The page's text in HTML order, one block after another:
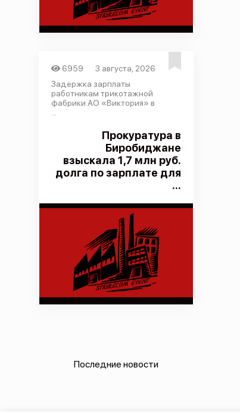
6959
3 августа, 2026
Задержка зарплаты
работникам трикотажной
фабрики АО «Виктория» в
Прокуратура в
Биробиджане
взыскала 1,7 млн руб.
долга по зарплате для
...
Последние новости